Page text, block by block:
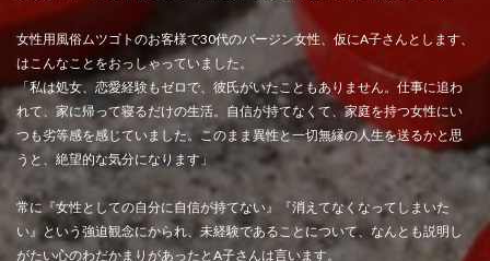
女性用風俗ムツゴトのお客様で30代のバージン女性、仮にA子さんとします、
はこんなことをおっしゃっていました。
「私は処女、恋愛経験もゼロで、彼氏がいたこともありません。仕事に追わ
れて、家に帰って寝るだけの生活。自信が持てなくて、家庭を持つ女性にい
つも劣等感を感じていました。このまま異性と一切無縁の人生を送るかと思
うと、絶望的な気分になります」
常に『女性としての自分に自信が持てない』『消えてなくなってしまいた
い』という強迫観念にかられ、未経験であることについて、なんとも説明し
がたい心のわだかまりがあったとA子さんは言います。